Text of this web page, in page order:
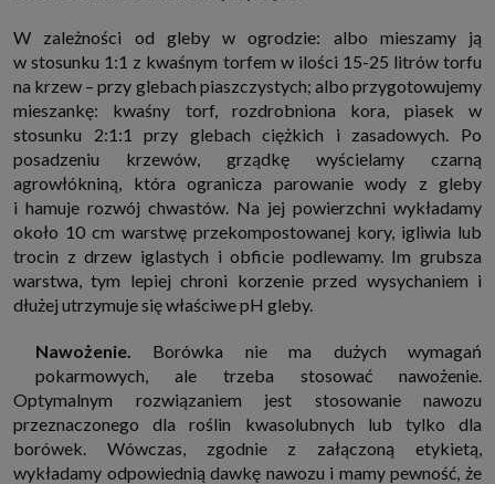
Partnerzy, którzy także chcą dopasowywać reklamy do Twoich preferencji.
Cookies to dane informatyczne zapisywane w plikach i przechowywane na
Twoim urządzeniu końcowym (tj. twój komputer, tablet, smartphone itp.),
które przeglądarka wysyła do serwera przy każdorazowym wejściu na
stronę z tego urządzenia, podczas gdy odwiedzasz strony w Internecie.
Szczegółową informację na temat plików cookie i ich funkcjonowania
znajdziesz
pod tym linkiem. Pod tym linkiem znajdziesz także informację
o tym jak zmienić ustawienia przeglądarki, aby ograniczyć lub wyłączyć
funkcjonowanie plików cookies itp. oraz jak usunąć takie pliki z Twojego
urządzenia.
Twoje uprawnienia
Przysługują Ci następujące uprawnienia wobec Twoich danych i ich
przetwarzania przez nas, inne podmioty z Grupy SAGIER i Zaufanych
Partnerów:
1. Jeśli udzieliłeś zgody na przetwarzanie danych możesz ją w każdej
chwili wycofać (cofnięcie zgody oczywiście nie uchyli zgodności z prawem
2. Masz również prawo żądania dostępu do Twoich danych osobowych, ich
sprostowania, usunięcia lub ograniczenia przetwarzania, prawo do
przeniesienia danych, wyrażenia sprzeciwu wobec przetwarzania danych
oraz prawo do wniesienia skargi do organu nadzorczego, którym w Polsce
jest Prezes Urzędu Ochrony Danych Osobowych.
Pod tym adresem
znajdziesz dodatkowe informacje dotyczące przetwarzania danych i
Twoich uprawnień.
W zależności od gleby w ogrodzie: albo mieszamy ją
w stosunku 1:1 z kwaśnym torfem w ilości 15-25 litrów torfu
na krzew – przy glebach piaszczystych; albo przygotowujemy
mieszankę: kwaśny torf, rozdrobniona kora, piasek w
stosunku 2:1:1 przy glebach ciężkich i zasadowych. Po
posadzeniu krzewów, grządkę wyścielamy czarną
agrowłókniną, która ogranicza parowanie wody z gleby
i hamuje rozwój chwastów. Na jej powierzchni wykładamy
około 10 cm warstwę przekompostowanej kory, igliwia lub
trocin z drzew iglastych i obficie podlewamy. Im grubsza
warstwa, tym lepiej chroni korzenie przed wysychaniem i
dłużej utrzymuje się właściwe pH gleby.
Nawożenie. Borówka nie ma dużych wymagań
pokarmowych, ale trzeba stosować nawożenie.
Optymalnym rozwiązaniem jest stosowanie nawozu
przeznaczonego dla roślin kwasolubnych lub tylko dla
borówek. Wówczas, zgodnie z załączoną etykietą,
wykładamy odpowiednią dawkę nawozu i mamy pewność, że